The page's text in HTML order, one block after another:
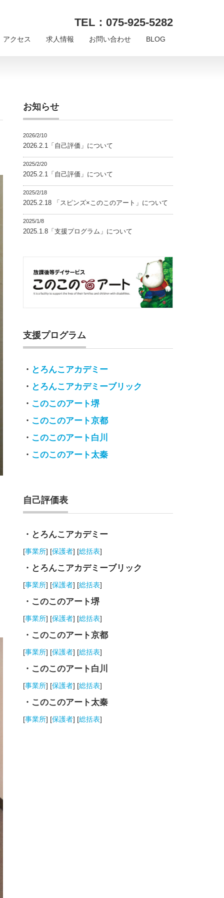
TEL：075-925-5282
アクセス 求人情報 お問い合わせ BLOG
お知らせ
2026/2/10
2026.2.1「自己評価」について
2025/2/20
2025.2.1「自己評価」について
2025/2/18
2025.2.18 「スピンズ×このこのアート」について
2025/1/8
2025.1.8「支援プログラム」について
支援プログラム
・ とろんこアカデミー
・ とろんこアカデミーブリック
・ このこのアート堺
・ このこのアート京都
・ このこのアート白川
・ このこのアート太秦
自己評価表
・とろんこアカデミー
[事業所] [保護者] [総括表]
・とろんこアカデミーブリック
[事業所] [保護者] [総括表]
・このこのアート堺
[事業所] [保護者] [総括表]
・このこのアート京都
[事業所] [保護者] [総括表]
・このこのアート白川
[事業所] [保護者] [総括表]
・このこのアート太秦
[事業所] [保護者] [総括表]